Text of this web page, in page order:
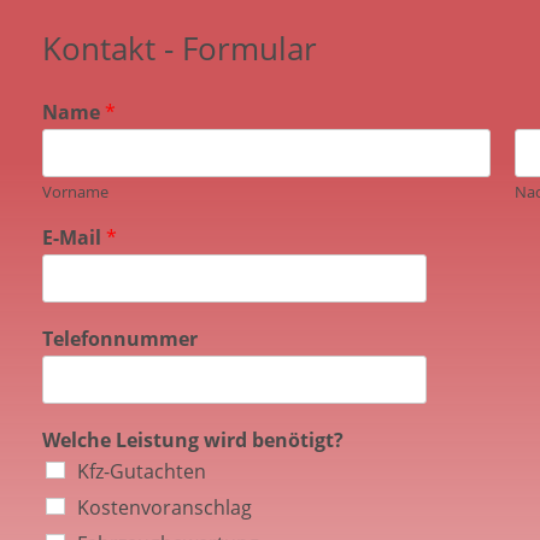
Kontakt - Formular
Name *
Vorname
E-Mail *
Telefonnummer
Welche Leistung wird benötigt?
Kfz-Gutachten
Kostenvoranschlag